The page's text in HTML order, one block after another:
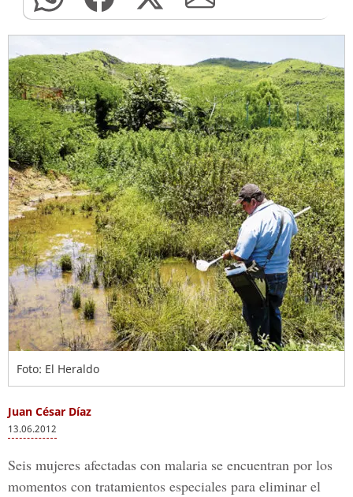
Foto: El Heraldo
Juan César Díaz
13.06.2012
Seis mujeres afectadas con malaria se encuentran por los
momentos con tratamientos especiales para eliminar el